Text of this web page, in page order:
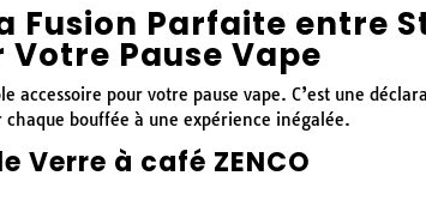
Fusion Parfaite entre
Pause Vape
accessoire pour votre pause vape. C’est une
bouffée à une expérience inégalée.
Verre à café ZENCO